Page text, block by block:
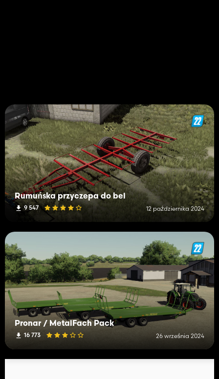
Rumuńska przyczepa do bel
9 547 12 października 2024
Pronar / MetalFach Pack
16 773 26 września 2024